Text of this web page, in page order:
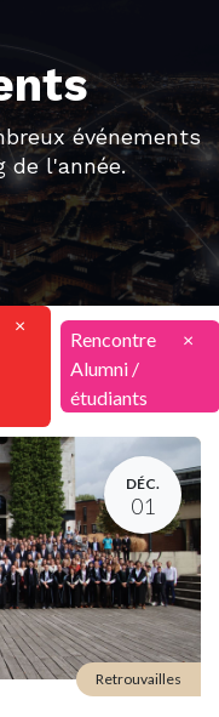
événements
de l'année.
×
Rencontre
Alumni /
étudiants
×
DÉC.
01
Retrouvailles